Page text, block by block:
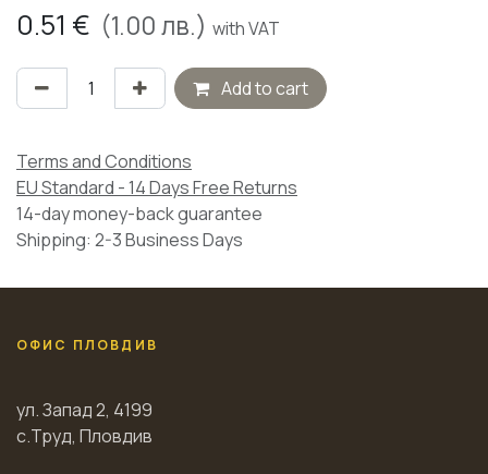
0.51 € (1.00лв.) with VAT
Add to cart
Terms and Conditions
EU Standard - 14 Days Free Returns
14-day money-back guarantee
Shipping: 2-3 Business Days
ОФИС ПЛОВДИВ
ул. Запад 2, 4199
с.Труд, Пловдив